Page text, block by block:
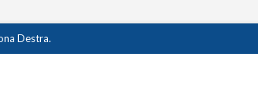
Destra.